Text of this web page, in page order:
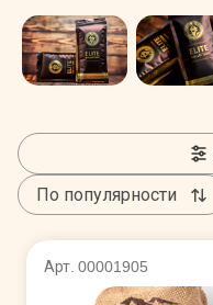
По популярности
Арт. 00001905